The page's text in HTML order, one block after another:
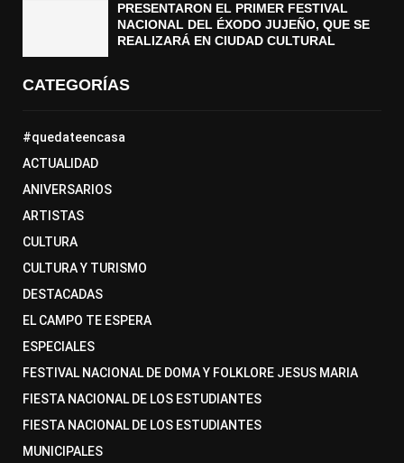
PRESENTARON EL PRIMER FESTIVAL
NACIONAL DEL ÉXODO JUJEÑO, QUE SE
REALIZARÁ EN CIUDAD CULTURAL
CATEGORÍAS
#quedateencasa
ACTUALIDAD
ANIVERSARIOS
ARTISTAS
CULTURA
CULTURA Y TURISMO
DESTACADAS
EL CAMPO TE ESPERA
ESPECIALES
FESTIVAL NACIONAL DE DOMA Y FOLKLORE JESUS MARIA
FIESTA NACIONAL DE LOS ESTUDIANTES
FIESTA NACIONAL DE LOS ESTUDIANTES
MUNICIPALES